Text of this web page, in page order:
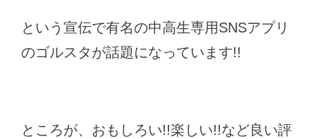
という宣伝で有名の中高生専用SNSアプリ
のゴルスタが話題になっています!!
ところが、おもしろい!!楽しい!!など良い評